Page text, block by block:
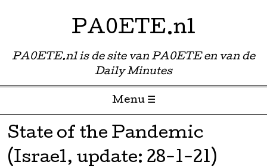
PA0ETE.nl
PA0ETE.nl is de site van PA0ETE en van de
Daily Minutes
Menu ☰
Skip to content
State of the Pandemic
(Israel, update: 28-1-21)